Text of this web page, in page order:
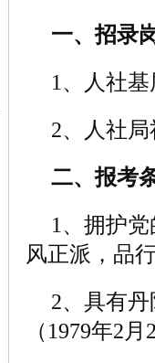
一、招录
1、人社
2、人社
二、报考
1、拥护
风正派，品
2、具有
（1979年2